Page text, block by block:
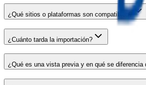
¿Qué sitios o plataformas son compatibles?
¿Cuánto tarda la importación?
¿Qué es una vista previa y en qué se diferencia